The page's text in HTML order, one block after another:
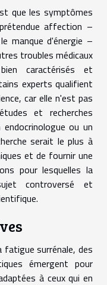
que les symptômes
affection –
manque d'énergie –
troubles médicaux
caractérisés et
experts qualifient
car elle n'est pas
et recherches
ou un
serait le plus à
et de fournir une
pour lesquelles la
controversé et
surrénale, des
émergent pour
à ceux qui en